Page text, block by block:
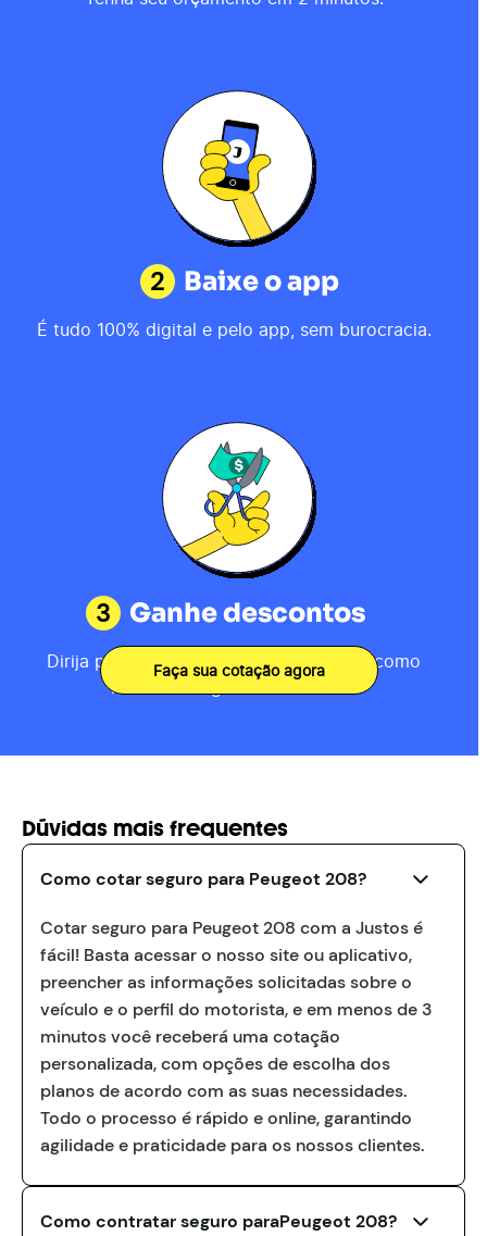
2 Baixe o app
É tudo 100% digital e pelo app, sem burocracia.
3 Ganhe descontos
Dirija por 80km, receba sua pontuação como
motorista e ganhe descontos.
Faça sua cotação agora
Dúvidas mais frequentes
Como cotar seguro para Peugeot 208?
Cotar seguro para Peugeot 208 com a Justos é
fácil! Basta acessar o nosso site ou aplicativo,
preencher as informações solicitadas sobre o
veículo e o perfil do motorista, e em menos de 3
minutos você receberá uma cotação
personalizada, com opções de escolha dos
planos de acordo com as suas necessidades.
Todo o processo é rápido e online, garantindo
agilidade e praticidade para os nossos clientes.
Como contratar seguro paraPeugeot 208?